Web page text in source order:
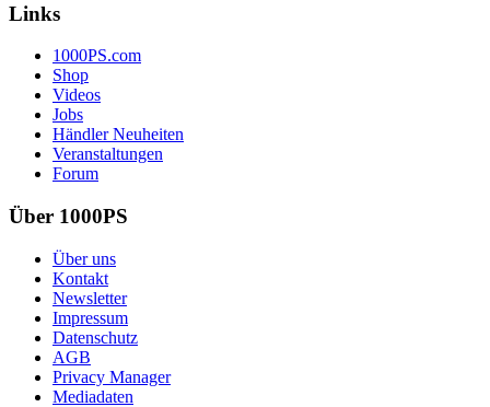
Links
1000PS.com
Shop
Videos
Jobs
Händler Neuheiten
Veranstaltungen
Forum
Über 1000PS
Über uns
Kontakt
Newsletter
Impressum
Datenschutz
AGB
Privacy Manager
Mediadaten